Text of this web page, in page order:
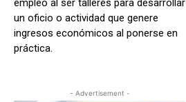
empleo al ser talleres para desarrollar
un oficio o actividad que genere
ingresos económicos al ponerse en
práctica.
- Advertisement -